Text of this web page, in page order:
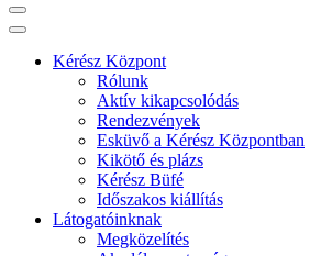
Kérész Központ
Rólunk
Aktív kikapcsolódás
Rendezvények
Esküvő a Kérész Központban
Kikötő és plázs
Kérész Büfé
Időszakos kiállítás
Látogatóinknak
Megközelítés